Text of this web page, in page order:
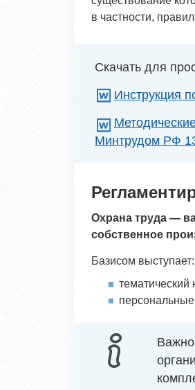
в частности,
Скачать для
Инструкция
Минтрудом РФ
Охрана труда —
собственное
Базисом выступает:
тематический